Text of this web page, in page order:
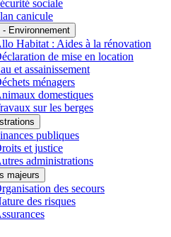
sociale
canicule
- Environnement
Habitat : Aides à la rénovation
de mise en location
et assainissement
ménagers
domestiques
sur les berges
publiques
et justice
administrations
majeurs
des secours
des risques